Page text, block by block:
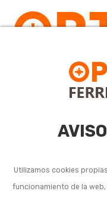
Utilizamos cookies
funcionamiento de la